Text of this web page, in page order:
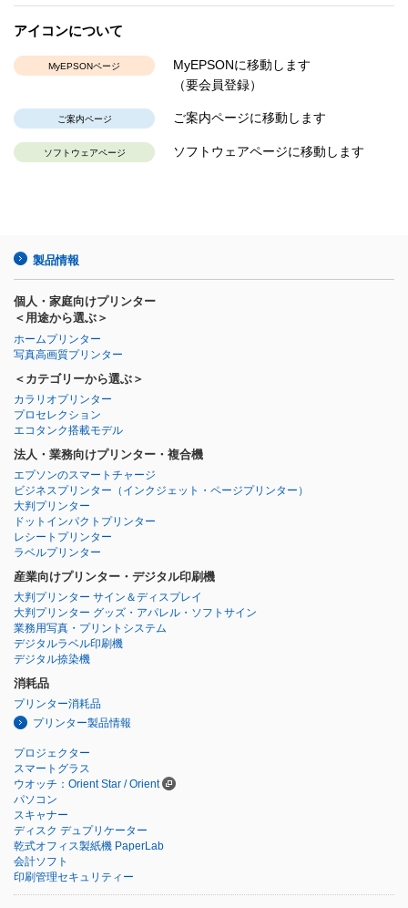
アイコンについて
MyEPSONページ
MyEPSONに移動します
（要会員登録）
ご案内ページ ご案内ページに移動します
ソフトウェアページ ソフトウェアページに移動します
製品情報
個人・家庭向けプリンター
＜用途から選ぶ＞
ホームプリンター
写真高画質プリンター
＜カテゴリーから選ぶ＞
カラリオプリンター
プロセレクション
エコタンク搭載モデル
法人・業務向けプリンター・複合機
エプソンのスマートチャージ
ビジネスプリンター （インクジェット・ページプリンター）
大判プリンター
ドットインパクトプリンター
レシートプリンター
ラベルプリンター
産業向けプリンター・デジタル印刷機
大判プリンター サイン＆ディスプレイ
大判プリンター グッズ・アパレル・ソフトサイン
業務用写真・プリントシステム
デジタルラベル印刷機
デジタル捺染機
消耗品
プリンター消耗品
プリンター製品情報
プロジェクター
スマートグラス
ウオッチ：Orient Star / Orient
パソコン
スキャナー
ディスク デュプリケーター
乾式オフィス製紙機 PaperLab
会計ソフト
印刷管理セキュリティー